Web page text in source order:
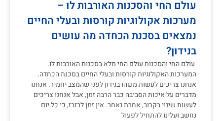
עולם החי והסכנות האורבות לו –
מערכות אקולוגיות קורסות ובעלי החיים
נמצאים בסכנת הכחדה מה עושים
בנידון?
עולם החי והסכנות עולם החי מלא בסכנות האורבות לו.
המערכות האקולוגיות קורסות ובעלי החיים בסכנת הכחדה.
אנחנו צריכים לעשות משהו בנידון לפני שהמצב יחמיר. אנחנו
מדברים על איכות הסביבה כבר הרבה זמן, אבל אנחנו צריכים
לעשות שינוי בקרוב, אחרת נאחר. אין זמן לבזבז, כי כל יום
נחשב ועלינו להתחיל לפעול